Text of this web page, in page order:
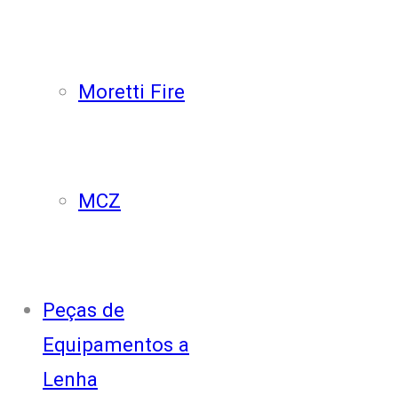
Moretti Fire
MCZ
Peças de
Equipamentos a
Lenha